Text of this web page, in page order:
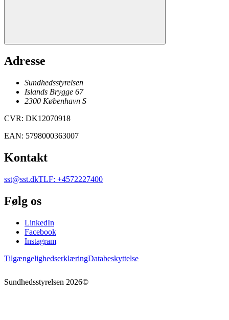
Adresse
Sundhedsstyrelsen
Islands Brygge 67
2300 København S
CVR: DK12070918
EAN: 5798000363007
Kontakt
sst@sst.dkTLF: +4572227400
Følg os
LinkedIn
Facebook
Instagram
TilgængelighedserklæringDatabeskyttelse
Sundhedsstyrelsen 2026©